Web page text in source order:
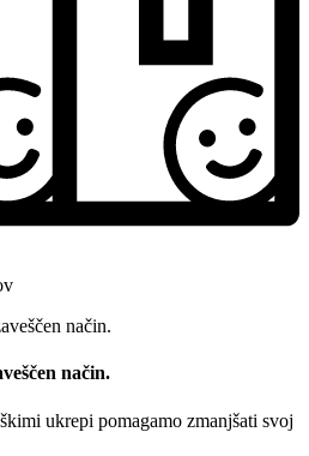
način.
ukrepi pomagamo zmanjšati svoj